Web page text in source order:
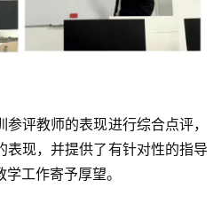
评教师的表现进行综合点评，
表现，并提供了有针对性的指导
工作寄予厚望。